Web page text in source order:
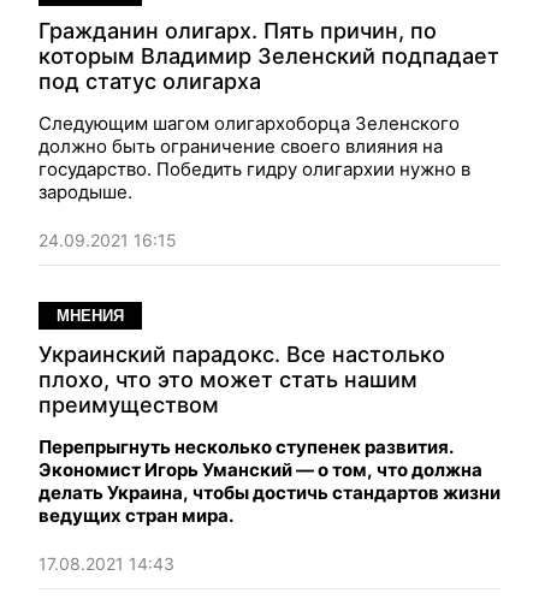
Гражданин олигарх. Пять причин, по
которым Владимир Зеленский подпадает
под статус олигарха
Следующим шагом олигархоборца Зеленского
должно быть ограничение своего влияния на
государство. Победить гидру олигархии нужно в
зародыше.
24.09.2021 16:15
МНЕНИЯ
Украинский парадокс. Все настолько
плохо, что это может стать нашим
преимуществом
Перепрыгнуть несколько ступенек развития.
Экономист Игорь Уманский — о том, что должна
делать Украина, чтобы достичь стандартов жизни
ведущих стран мира.
17.08.2021 14:43